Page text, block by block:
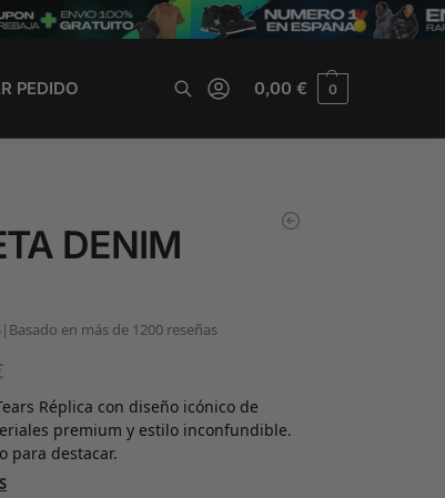
PEDIDO 0,00€ 0
DENIM
| Basado en más de 1200 reseñas
Réplica con diseño icónico de
premium y estilo inconfundible.
para destacar.